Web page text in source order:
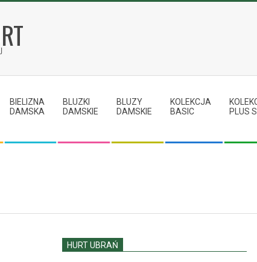
BIELIZNA
DAMSKA
BLUZKI
DAMSKIE
BLUZY
DAMSKIE
KOLEKCJA
BASIC
PLUS
HURT UBRAŃ